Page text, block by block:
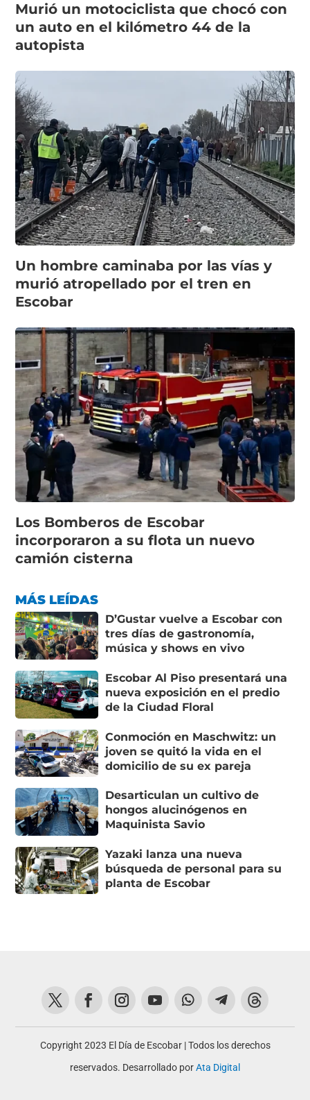
Murió un motociclista que chocó con
un auto en el kilómetro 44 de la
autopista
Un hombre caminaba por las vías y
murió atropellado por el tren en
Escobar
Los Bomberos de Escobar
incorporaron a su flota un nuevo
camión cisterna
MÁS LEÍDAS
D’Gustar vuelve a Escobar con
tres días de gastronomía,
música y shows en vivo
Escobar Al Piso presentará una
nueva exposición en el predio
de la Ciudad Floral
Conmoción en Maschwitz: un
joven se quitó la vida en el
domicilio de su ex pareja
Desarticulan un cultivo de
hongos alucinógenos en
Maquinista Savio
Yazaki lanza una nueva
búsqueda de personal para su
planta de Escobar
Copyright 2023 El Día de Escobar | Todos los derechos
reservados. Desarrollado porAta Digital